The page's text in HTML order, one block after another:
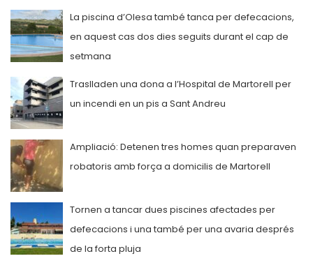
La piscina d’Olesa també tanca per defecacions,
en aquest cas dos dies seguits durant el cap de
setmana
Traslladen una dona a l’Hospital de Martorell per
un incendi en un pis a Sant Andreu
Ampliació: Detenen tres homes quan preparaven
robatoris amb força a domicilis de Martorell
Tornen a tancar dues piscines afectades per
defecacions i una també per una avaria després
de la forta pluja